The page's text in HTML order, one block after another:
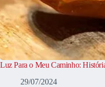
Luz Para o Meu Caminho:
29/07/2024